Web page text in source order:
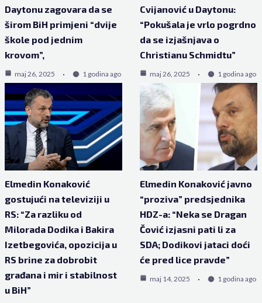
Daytonu zagovara da se
širom BiH primjeni “dvije
škole pod jednim
krovom”,
maj 26, 2025 1 godina ago
Cvijanović u Daytonu:
“Pokušala je vrlo pogrdno
da se izjašnjava o
Christianu Schmidtu”
maj 26, 2025 1 godina ago
Elmedin Konaković
gostujući na televiziji u
RS: “Za razliku od
Milorada Dodika i Bakira
Izetbegovića, opozicija u
RS brine za dobrobit
građana i mir i stabilnost
u BiH”
Elmedin Konaković javno
“proziva” predsjednika
HDZ-a: “Neka se Dragan
Čović izjasni pati li za
SDA; Dodikovi jataci doći
će pred lice pravde”
maj 14, 2025 1 godina ago